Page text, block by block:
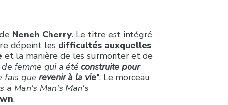
Neneh Cherry. Le titre est intégré
dépeint les difficultés auxquelles
et la manière de les surmonter et de
femme qui a été construite pour
fais que revenir à la vie". Le morceau
a Man's Man's Man's
.